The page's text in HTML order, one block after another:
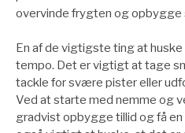
overvinde frygten og opbygge
En af de vigtigste ting at
tempo. Det er vigtigt at tage
tackle for svære pister eller
Ved at starte med nemme og
gradvist opbygge tillid og få